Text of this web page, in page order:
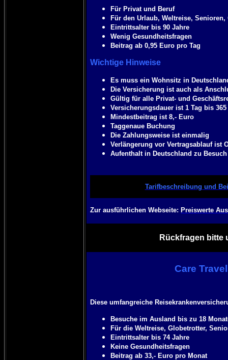
Für Privat und Beruf
Für den Urlaub, Weltreise,
Eintrittsalter bis 90 Jahre
Wenig Gesundheitsfragen
Beitrag ab 0,95 Euro pro Tag
Wichtige Hinweise
Es muss ein Wohnsitz in
Die Versicherung ist auch als
Gültig für alle Privat- und
Versicherungsdauer ist 1 Tag bis
Mindestbeitrag ist 8,- Euro
Taggenaue Buchung
Die Zahlungsweise ist einmalig
Verlängerung vor Vertragsablauf ist
Aufenthalt in Deutschland zu
Tarifbeschreibung und
Zur ausführlichen Webseite: Preiswerte
Rückfragen bitte
Care
Diese umfangreiche
Besuche im Ausland bis zu 18
Für die Weltreise, Globetrotter,
Eintrittsalter bis 74 Jahre
Keine Gesundheitsfragen
Beitrag ab 33,- Euro pro Monat